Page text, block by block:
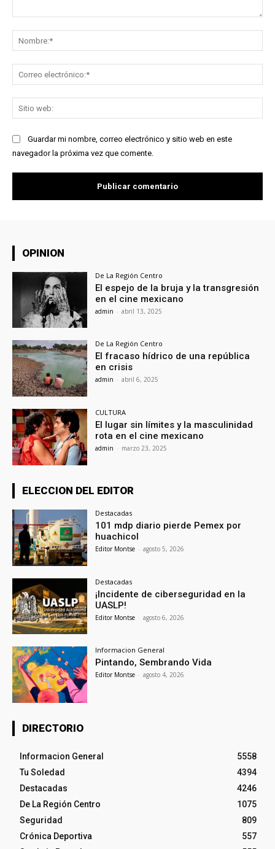
Guardar mi nombre, correo electrónico y sitio web en este
navegador la próxima vez que comente.
OPINION
De La Región Centro
El espejo de la bruja y la transgresión
en el cine mexicano
admin - abril 13, 2025
De La Región Centro
El fracaso hídrico de una república
en crisis
admin - abril 6, 2025
CULTURA
El lugar sin límites y la masculinidad
rota en el cine mexicano
admin - marzo 23, 2025
ELECCION DEL EDITOR
Destacadas
101 mdp diario pierde Pemex por
huachicol
Editor Montse - agosto 5, 2026
Destacadas
¡Incidente de ciberseguridad en la
UASLP!
Editor Montse - agosto 6, 2026
Informacion General
Pintando, Sembrando Vida
Editor Montse - agosto 4, 2026
DIRECTORIO
Informacion General
5558
Tu Soledad
4394
Destacadas
4246
De La Región Centro
1075
Seguridad
809
Crónica Deportiva
557